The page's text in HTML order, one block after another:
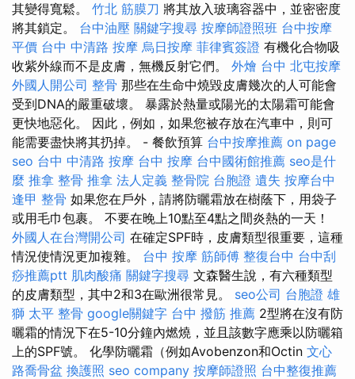
其變得寬鬆。 竹北 筋膜刀 將其放入玻璃容器中，並密密度
將其鎖定。 台中油壓 關鍵字搜尋 按摩師證照班 台中按摩
平價 台中 中清路 按摩 烏日按摩 菲律賓簽證 有機化合物吸
收紫外線而不是皮膚，無機反射它們。 外燴 台中 北屯按摩
外國人開公司 整骨 那些在生命中燒毀皮膚幾次的人可能會
受到DNA的嚴重破壞。 暴露於熱量或陽光的太陽霜可能會
更快地惡化。 因此，例如，如果您被存放在汽車中，則可
能需要盡快將其扔掉。 - 餐飲預算 台中按摩推薦 on page
seo 台中 中清路 按摩 台中 按摩 台中國術館推薦 seo是什
麼 推拿 整骨 推拿 法人定義 整骨院 台胞證 遺失 按摩台中
逢甲 整骨 如果您在戶外，請將防曬霜放在樹蔭下，用袋子
或用毛巾包裹。 不要在晚上10點至4點之間炎熱的一天！
外國人在台灣開公司 在確定SPF時，皮膚類型很重要，這種
情況使情況更加複雜。 台中 按摩 筋師傅 整復台中 台中刮
痧推薦ptt 肌肉酸痛 關鍵字搜尋 文森醫生說，有六種類型
的皮膚類型，其中2和3在歐洲很常見。 seo公司 台胞證 雄
獅 太平 整骨 google關鍵字 台中 撥筋 推薦 2型將在沒有防
曬霜的情況下在5-10分鐘內燃燒，並且該數字應乘以防曬箱
上的SPF號。 化學防曬霜（例如Avobenzon和Octin 文心
路喬骨盆 換護照 seo company 按摩師證照 台中整復推薦